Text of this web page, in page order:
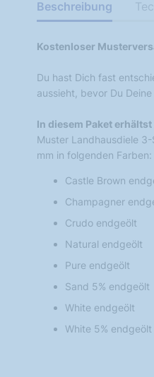
Beschreibung
Kostenloser
Du hast Dich fast
aussieht, bevor Du
In diesem Paket
Muster Landhausdiele
mm in folgenden Farben:
Castle Brown
Champagner
Crudo endgeölt
Natural endgeölt
Pure endgeölt
Sand 5% endgeölt
White endgeölt
White 5% endgeölt